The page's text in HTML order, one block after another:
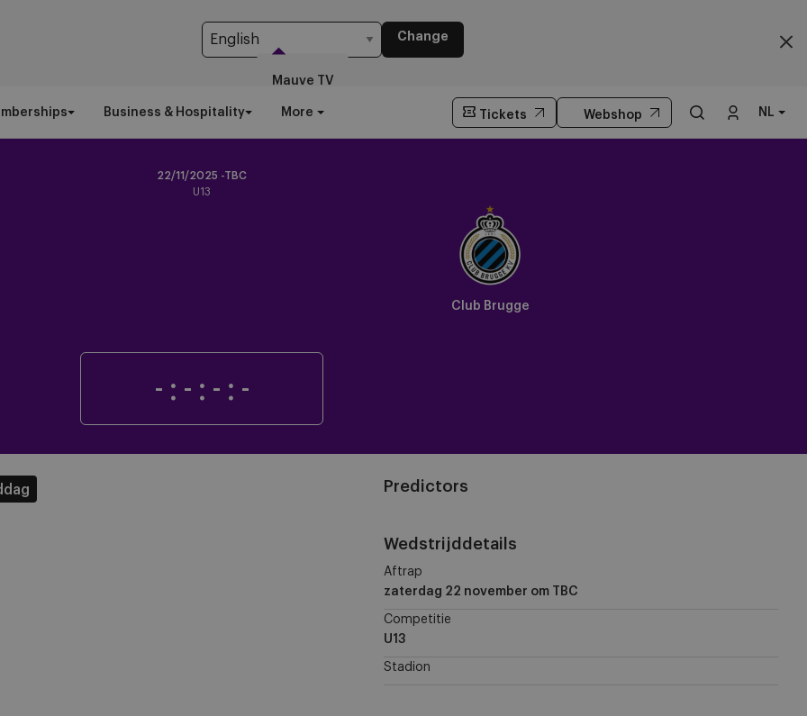
Change
Business & Hospitality More
Mauve TV
Tickets Webshop NL
22/11/2025 -TBC
U13
Club Brugge
- : - : - : -
Predictors
Wedstrijddetails
Aftrap
zaterdag 22 november om TBC
Competitie
U13
Stadion